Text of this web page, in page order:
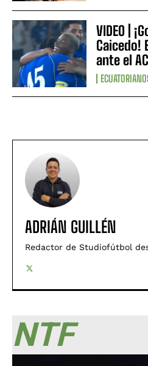
VIDEO |
Caicedo!
ante el
ADRIÁN GUILLÉN
Redactor de Studiofútbol
NTF